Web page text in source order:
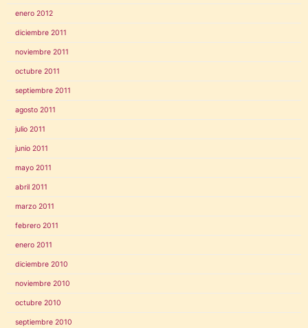
enero 2012
diciembre 2011
noviembre 2011
octubre 2011
septiembre 2011
agosto 2011
julio 2011
junio 2011
mayo 2011
abril 2011
marzo 2011
febrero 2011
enero 2011
diciembre 2010
noviembre 2010
octubre 2010
septiembre 2010